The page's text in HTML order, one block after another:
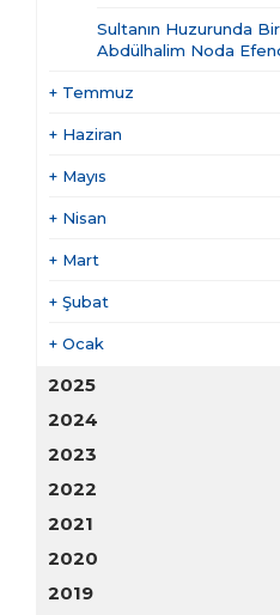
Sultanın Huzurunda
Abdülhalim Noda
+ Temmuz
+ Haziran
+ Mayıs
+ Nisan
+ Mart
+ Şubat
+ Ocak
2025
2024
2023
2022
2021
2020
2019